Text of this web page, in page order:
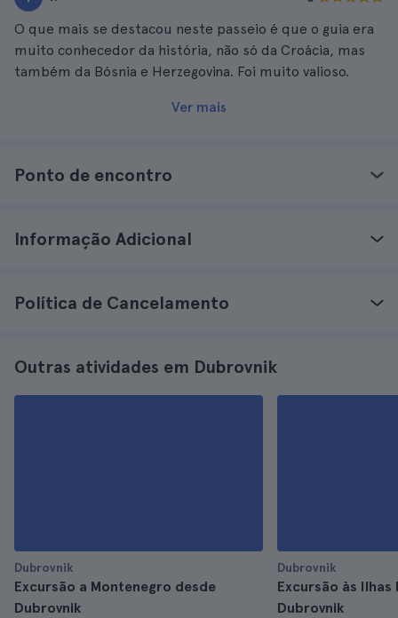
O que mais se destacou neste passeio é que o guia era
muito conhecedor da história, não só da Croácia, mas
também da Bósnia e Herzegovina. Foi muito valioso.
Ver mais
Ponto de encontro
Informação Adicional
Política de Cancelamento
Outras atividades em Dubrovnik
Dubrovnik
Excursão a Montenegro desde
Dubrovnik
Dubrovnik
Excursão às Ilhas
Dubrovnik